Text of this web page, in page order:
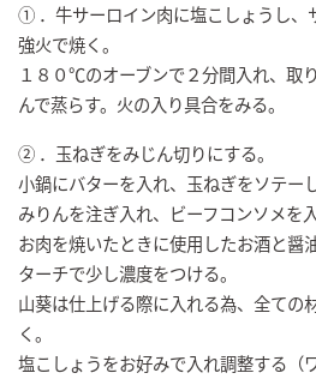
① ．牛サーロイン肉に塩こしょうし、
強火で焼く。
１８０℃のオーブンで２分間入れ、取
んで蒸らす。火の入り具合をみる。
② ．玉ねぎをみじん切りにする。
小鍋にバターを入れ、玉ねぎをソテー
みりんを注ぎ入れ、ビーフコンソメを入
お肉を焼いたときに使用したお酒と醤
ターチで少し濃度をつける。
山葵は仕上げる際に入れる為、全ての
く。
塩こしょうをお好みで入れ調整する（